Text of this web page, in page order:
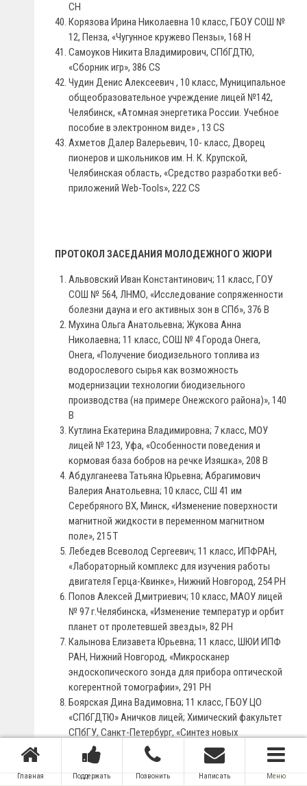
Главная Поддержать Позвонить Написать Меню
СH
Корязова Ирина Николаевна 10 класс, ГБОУ СОШ №
12, Пенза, «Чугунное кружево Пензы», 168 H
Самоуков Никита Владимирович, СПбГДТЮ,
«Сборник игр», 386 CS
Чудин Денис Алексеевич , 10 класс, Муниципальное
общеобразовательное учреждение лицей №142,
Челябинск, «Атомная энергетика России. Учебное
пособие в электронном виде» , 13 СS
Ахметов Далер Валерьевич, 10- класс, Дворец
пионеров и школьников им. Н. К. Крупской,
Челябинская область, «Средство разработки веб-
приложений Web-Tools», 222 СS
ПРОТОКОЛ ЗАСЕДАНИЯ МОЛОДЕЖНОГО ЖЮРИ
Альвовский Иван Константинович; 11 класс, ГОУ
СОШ № 564, ЛНМО, «Исследование сопряженности
болезни дауна и его активных зон в СПб», 376 В
Мухина Ольга Анатольевна; Жукова Анна
Николаевна; 11 класс, СОШ № 4 Города Онега,
Онега, «Получение биодизельного топлива из
водорослевого сырья как возможность
модернизации технологии биодизельного
производства (на примере Онежского района)», 140
В
Кутлина Екатерина Владимировна; 7 класс, МОУ
лицей № 123, Уфа, «Особенности поведения и
кормовая база бобров на речке Изяшка», 208 В
Абдулганеева Татьяна Юрьевна; Абрагимович
Валерия Анатольевна; 10 класс, СШ 41 им
Серебряного ВХ, Минск, «Изменение поверхности
магнитной жидкости в переменном магнитном
поле», 215 Т
Лебедев Всеволод Сергеевич; 11 класс, ИПФРАН,
«Лабораторный комплекс для изучения работы
двигателя Герца-Квинке», Нижний Новгород, 254 PH
Попов Алексей Дмитриевич; 10 класс, МАОУ лицей
№ 97 г.Челябинска, «Изменение температур и орбит
планет от пролетевшей звезды», 82 PH
Калынова Елизавета Юрьевна; 11 класс, ШЮИ ИПФ
РАН, Нижний Новгород, «Микросканер
эндоскопического зонда для прибора оптической
когерентной томографии», 291 PH
Боярская Дина Вадимовна; 11 класс, ГБОУ ЦО
«СПбГДТЮ» Аничков лицей; Химический факультет
СПбГУ, Санкт-Петербург, «Синтез новых
комплексов Палладия — потенциальных
катализаторов реакций кросс-сочетания», 230 CH
Боровицкий Вячеслав Андреевич; Зотиков Леонид